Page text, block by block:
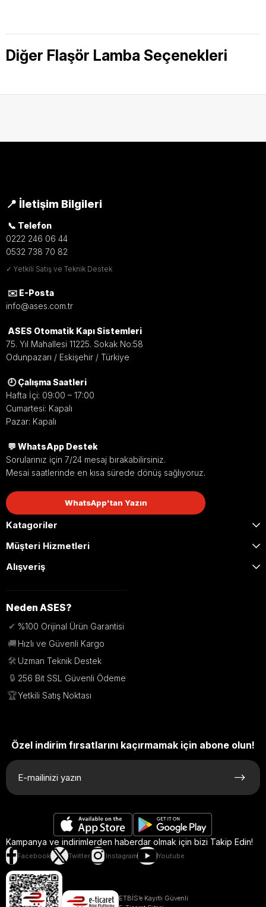
Diğer Flaşör Lamba Seçenekleri
📍 İletişim Bilgileri
📞 Telefon
0222 246 06 44
0532 738 70 82
✓ Yetkili Satış ve Teknik Destek
✉️ E-Posta
info@ases.com.tr
ASES Otomatik Kapı Sistemleri
75. Yıl Mahallesi 11225. Sokak No:58
Odunpazarı / Eskişehir / Türkiye
🕘 Çalışma Saatleri
Hafta İçi: 09:00 – 17:00
Cumartesi: Kapalı
Pazar: Kapalı
💬 WhatsApp Destek
Sorularınız için 7/24 mesaj bırakabilirsiniz.
Mesai saatlerinde en kısa sürede dönüş sağlıyoruz.
WhatsApp'tan Yazın
Katagoriler
Müşteri Hizmetleri
Alışveriş
Neden ASES?
✔ %100 Orijinal Ürün Garantisi
🚚 Hızlı ve Güvenli Kargo
🛠️ Uzman Teknik Destek
🔒 256 Bit SSL Güvenli Ödeme
🏆Yetkili Satış Noktası
Özel indirim fırsatlarını kaçırmamak için abone olun!
Kampanya ve indirimlerden haberdar olmak için bizi Takip Edin!
Facebook Twitter Instagram Youtube
ETBİS’e Kayıtlı Güvenli